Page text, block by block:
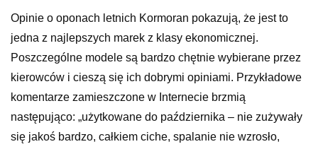
Opinie o oponach letnich Kormoran pokazują, że jest to
jedna z najlepszych marek z klasy ekonomicznej.
Poszczególne modele są bardzo chętnie wybierane przez
kierowców i cieszą się ich dobrymi opiniami. Przykładowe
komentarze zamieszczone w Internecie brzmią
następująco: „użytkowane do października – nie zużywały
się jakoś bardzo, całkiem ciche, spalanie nie wzrosło,